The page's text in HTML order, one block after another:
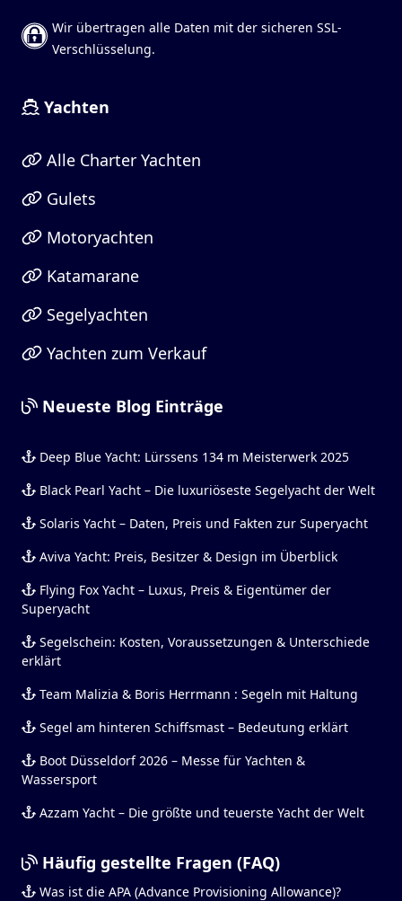
Wir übertragen alle Daten mit der sicheren SSL-
Verschlüsselung.
Yachten
Alle Charter Yachten
Gulets
Motoryachten
Katamarane
Segelyachten
Yachten zum Verkauf
Neueste Blog Einträge
Deep Blue Yacht: Lürssens 134 m Meisterwerk 2025
Black Pearl Yacht – Die luxuriöseste Segelyacht der Welt
Solaris Yacht – Daten, Preis und Fakten zur Superyacht
Aviva Yacht: Preis, Besitzer & Design im Überblick
Flying Fox Yacht – Luxus, Preis & Eigentümer der
Superyacht
Segelschein: Kosten, Voraussetzungen & Unterschiede
erklärt
Team Malizia & Boris Herrmann : Segeln mit Haltung
Segel am hinteren Schiffsmast – Bedeutung erklärt
Boot Düsseldorf 2026 – Messe für Yachten &
Wassersport
Azzam Yacht – Die größte und teuerste Yacht der Welt
Häufig gestellte Fragen (FAQ)
Was ist die APA (Advance Provisioning Allowance)?